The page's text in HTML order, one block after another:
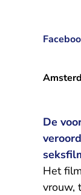
De
Het
vrouw,